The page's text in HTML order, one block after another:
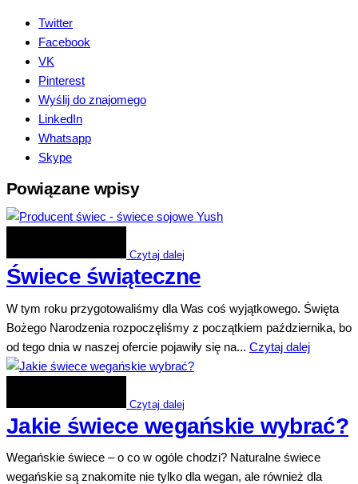
Twitter
Facebook
VK
Pinterest
Wyślij do znajomego
LinkedIn
Whatsapp
Skype
Powiązane wpisy
Czytaj dalej
Świece świąteczne
W tym roku przygotowaliśmy dla Was coś wyjątkowego. Święta
Bożego Narodzenia rozpoczęliśmy z początkiem października, bo
od tego dnia w naszej ofercie pojawiły się na... Czytaj dalej
Czytaj dalej
Jakie świece wegańskie wybrać?
Wegańskie świece – o co w ogóle chodzi? Naturalne świece
wegańskie są znakomite nie tylko dla wegan, ale również dla